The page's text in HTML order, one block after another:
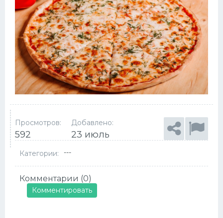
Просмотров:
592
Добавлено:
23 июль
Категории: ---
Комментарии (0)
Комментировать